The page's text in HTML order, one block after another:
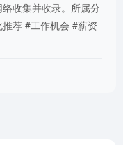
收集并收录。所属分
荐 #工作机会 #薪资